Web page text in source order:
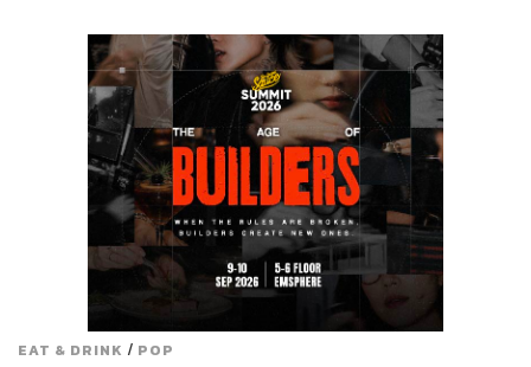
EAT & DRINK / POP